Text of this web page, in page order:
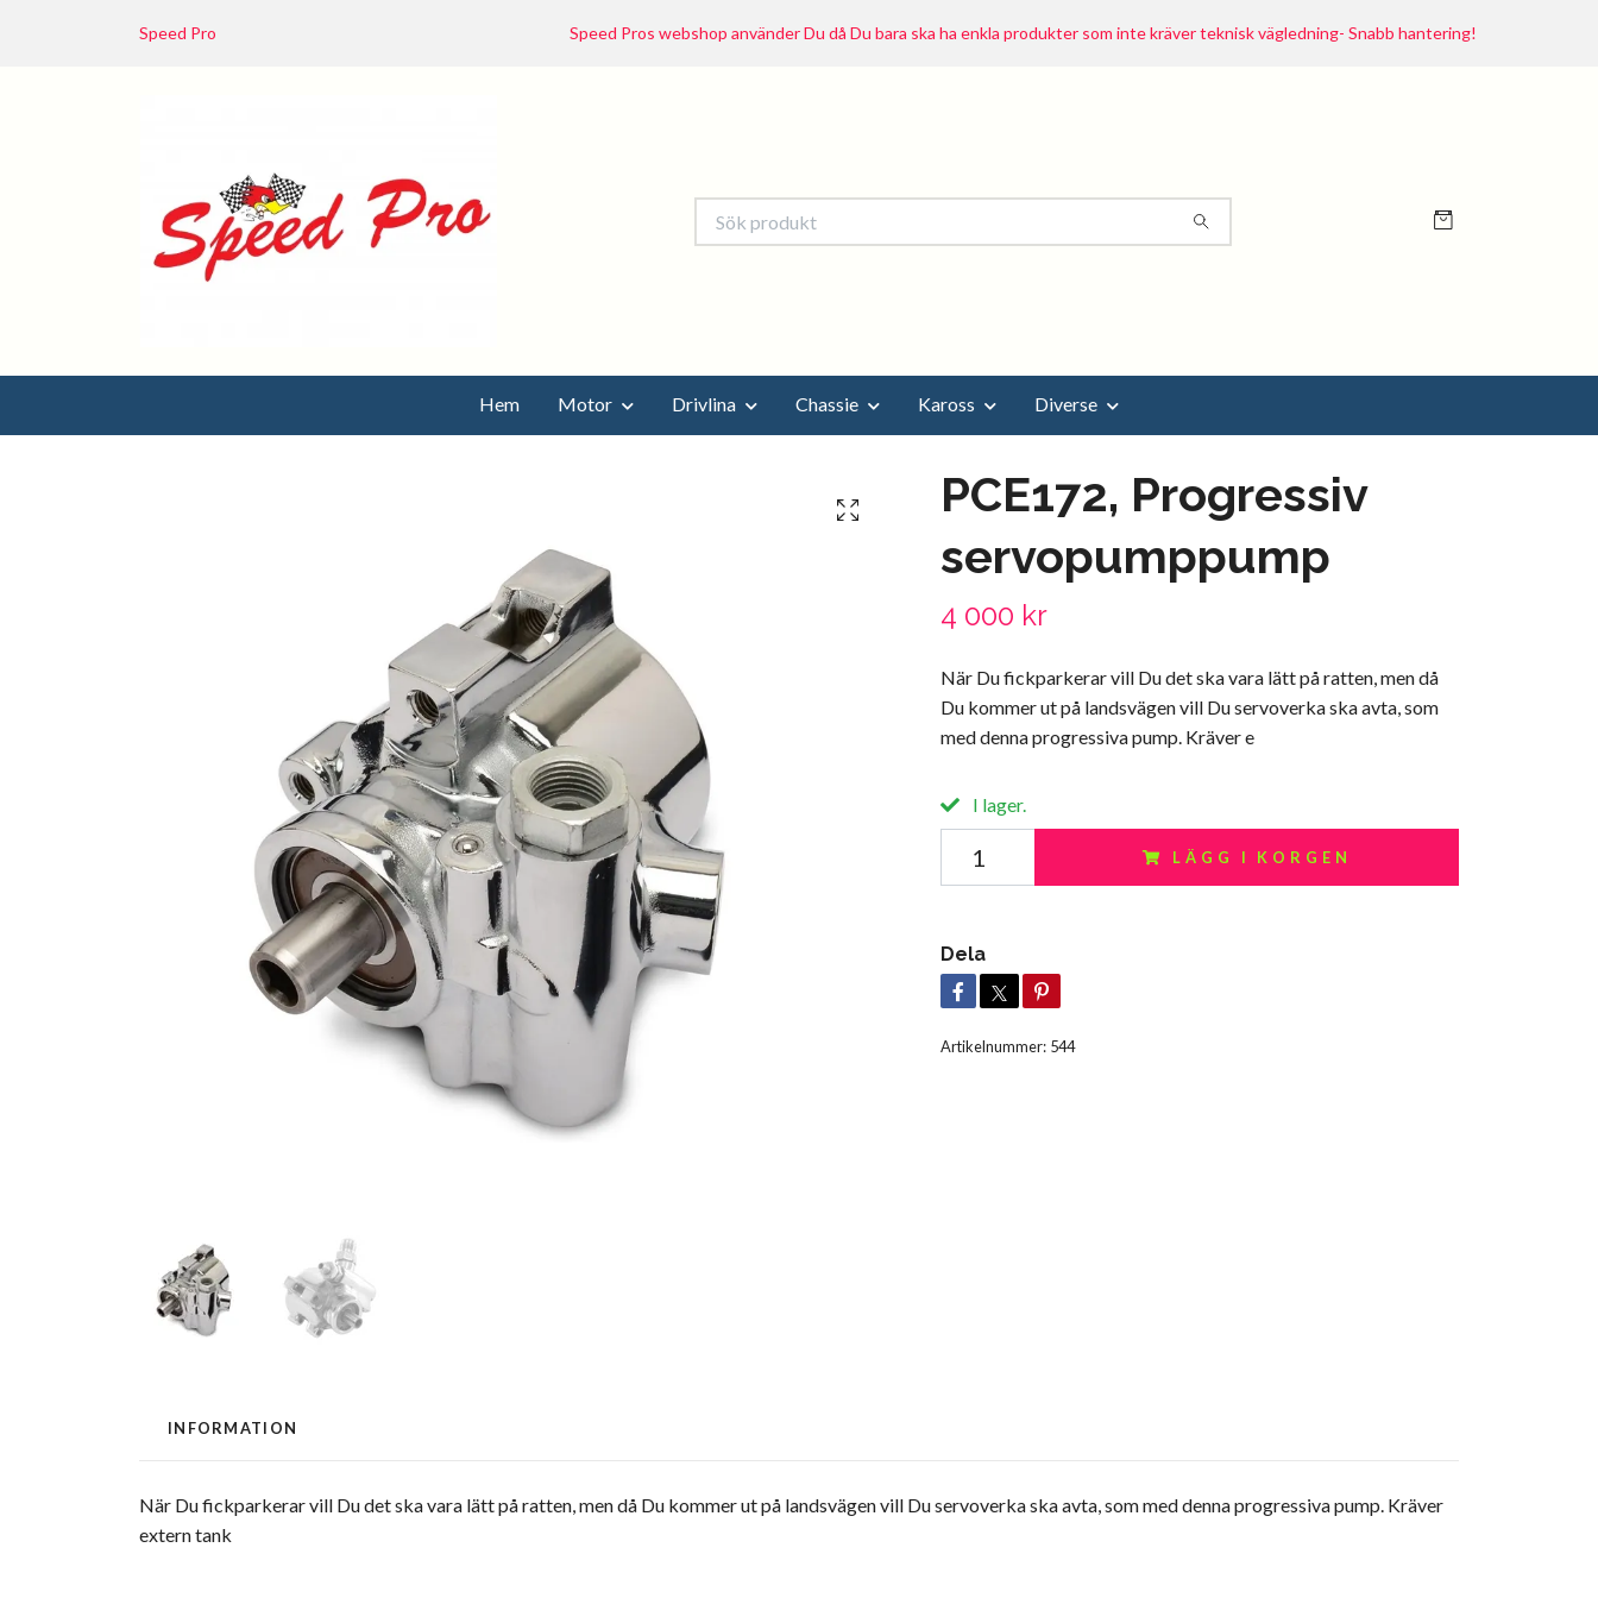
Speed Pro Speed Pros webshop använder Du då Du bara ska ha enkla produkter som inte kräver teknisk vägledning- Snabb hantering!
Hem Motor Drivlina Chassie Kaross Diverse
PCE172, Progressiv
servopumppump
4 000 kr
När Du fickparkerar vill Du det ska vara lätt på ratten, men då
Du kommer ut på landsvägen vill Du servoverka ska avta, som
med denna progressiva pump. Kräver e
I lager.
LÄGG I KORGEN
Dela
Artikelnummer: 544
INFORMATION
När Du fickparkerar vill Du det ska vara lätt på ratten, men då Du kommer ut på landsvägen vill Du servoverka ska avta, som med denna progressiva pump. Kräver
extern tank